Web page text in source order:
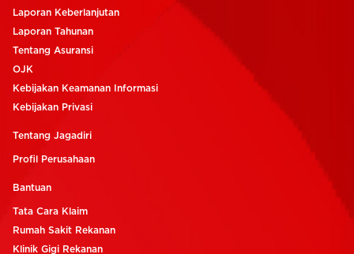
Laporan Keberlanjutan
Laporan Tahunan
Tentang Asuransi
OJK
Kebijakan Keamanan Informasi
Kebijakan Privasi
Tentang Jagadiri
Profil Perusahaan
Bantuan
Tata Cara Klaim
Rumah Sakit Rekanan
Klinik Gigi Rekanan